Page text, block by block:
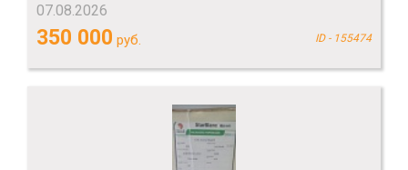
07.08.2026
350 000 руб. ID - 155474